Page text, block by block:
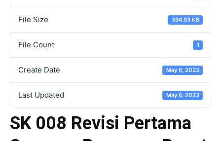
File Size 394.93 KB
File Count 1
Create Date May 6, 2023
Last Updated May 6, 2023
SK 008 Revisi Pertama